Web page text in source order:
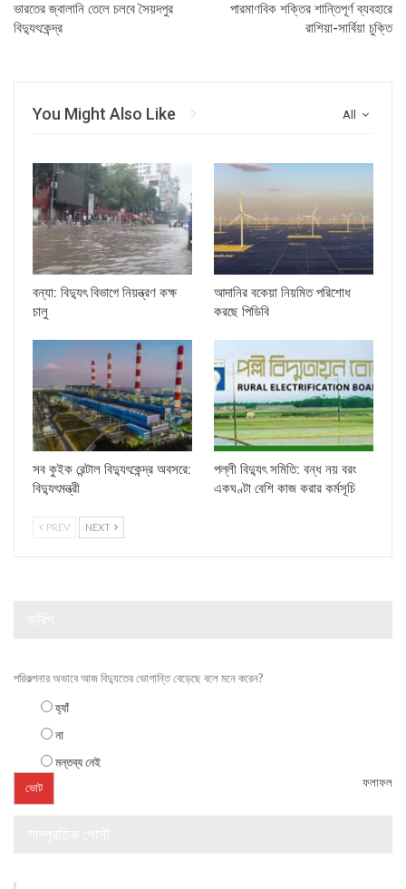
ভারতের জ্বালানি তেলে চলবে সৈয়দপুর
বিদ্যুৎকেন্দ্র
পারমাণবিক শক্তির শান্তিপূর্ণ ব্যবহারে
রাশিয়া-সার্বিয়া চুক্তি
All
You Might Also Like
বন্যা: বিদ্যুৎ বিভাগে নিয়ন্ত্রণ কক্ষ
চালু
আদানির বকেয়া নিয়মিত পরিশোধ
করছে পিডিবি
সব কুইক রেন্টাল বিদ্যুৎকেন্দ্র অবসরে:
বিদ্যুৎমন্ত্রী
পল্লী বিদ্যুৎ সমিতি: বন্ধ নয় বরং
একঘণ্টা বেশি কাজ করার কর্মসূচি
PREV NEXT
পরিকল্পনার অভাবে আজ বিদ্যুতের ভোগান্তি বেড়েছে বলে মনে করেন?
হ্যাঁ
না
মন্তব্য নেই
ফলাফল